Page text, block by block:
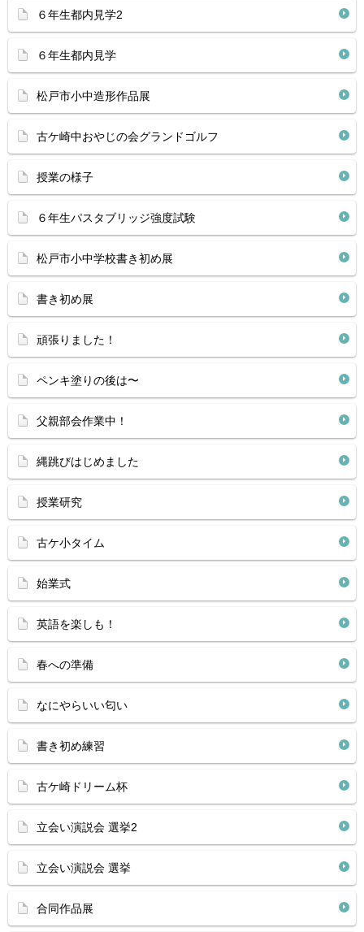
６年生都内見学2
６年生都内見学
松戸市小中造形作品展
古ケ崎中おやじの会グランドゴルフ
授業の様子
６年生パスタブリッジ強度試験
松戸市小中学校書き初め展
書き初め展
頑張りました！
ペンキ塗りの後は〜
父親部会作業中！
縄跳びはじめました
授業研究
古ケ小タイム
始業式
英語を楽しも！
春への準備
なにやらいい匂い
書き初め練習
古ケ崎ドリーム杯
立会い演説会 選挙2
立会い演説会 選挙
合同作品展